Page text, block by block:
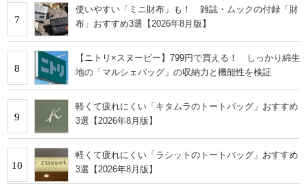
7
使いやすい「ミニ財布」も！ 雑誌・ムックの付録「財
布」おすすめ3選【2026年8月版】
8
【ニトリ×スヌーピー】799円で買える！ しっかり綿生
地の「マルシェバッグ」の収納力と機能性を検証
9
軽くて疲れにくい「キタムラのトートバッグ」おすすめ
3選【2026年8月版】
10
軽くて疲れにくい「ラシットのトートバッグ」おすすめ
3選【2026年8月版】